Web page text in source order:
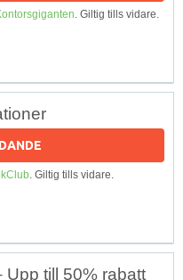
. Giltig tills vidare.
. Giltig tills vidare.
Upp till 50% rabatt